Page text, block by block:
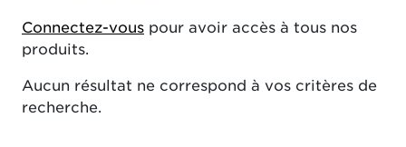
Connectez-vous pour avoir accès à tous nos
produits.
Aucun résultat ne correspond à vos critères de
recherche.